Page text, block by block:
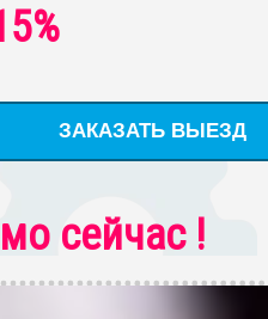
сейчас !